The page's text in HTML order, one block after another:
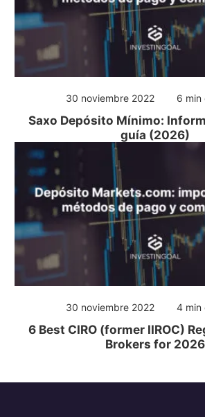
30 noviembre 2022 6 min
Saxo Depósito Mínimo:
guía (2026)
30 noviembre 2022 4 min
6 Best CIRO (former IIROC)
Brokers for 2026